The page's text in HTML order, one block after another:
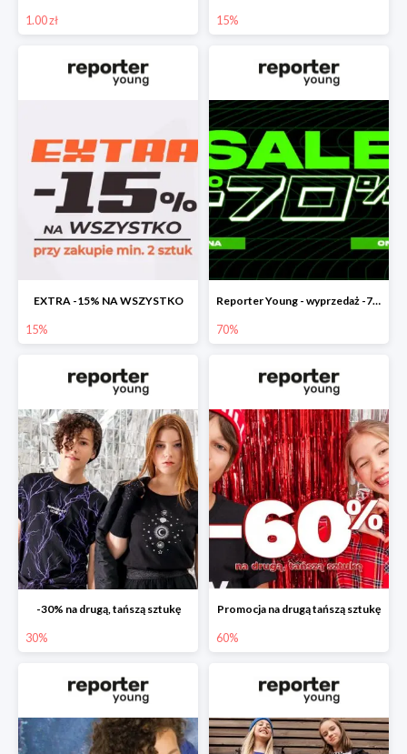
1.00 zł 15%
EXTRA -15% NA WSZYSTKO
15%
Reporter Young - wyprzedaż -70%
70%
-30% na drugą, tańszą sztukę
30%
Promocja na drugą tańszą sztukę
60%